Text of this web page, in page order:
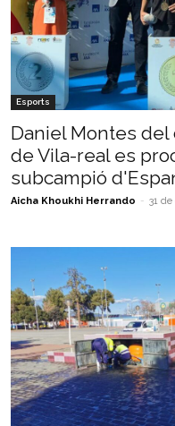
Esports
Daniel Montes del
de Vila-real es
subcampió
Aicha Khoukhi Herrando - 31